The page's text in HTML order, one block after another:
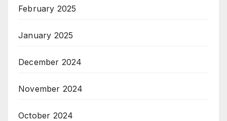
February 2025
January 2025
December 2024
November 2024
October 2024